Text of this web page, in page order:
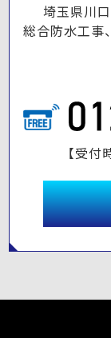
埼玉県川
総合防水工事
【受